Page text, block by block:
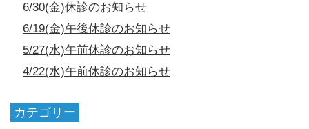
6/30(金)休診のお知らせ
6/19(金)午後休診のお知らせ
5/27(水)午前休診のお知らせ
4/22(水)午前休診のお知らせ
カテゴリー